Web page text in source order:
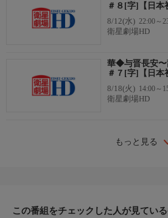
番組詳細内容2
大晋の辺境を守る女将軍・黎霜は、あ
い傷ついた謎の男を拾う。彼女はその
ながらも、戦いになれば驚異的な武力
条件に守ろうとする晋安の優しさに触れ
るようになる。しかし、平穏な時間は
＃８[字]【日
8/12(水) 22:00～
衛星劇場HD
華◆与晋長安〜
＃７[字]【日
8/18(火) 14:00～
衛星劇場HD
もっと見る
この番組をチェックした人が見ている